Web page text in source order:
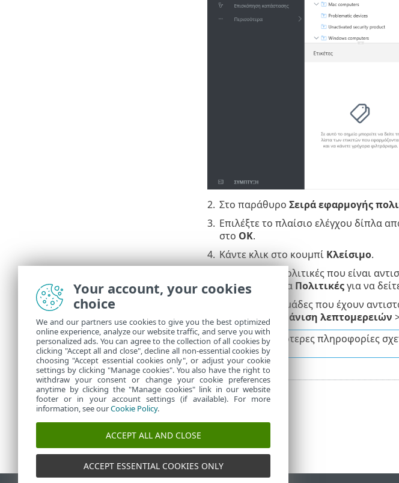
2. Στο παράθυρο Σειρά εφαρμογής
3. Επιλέξτε το πλαίσιο ελέγχου δίπλα
στο OK.
4. Κάντε κλικ στο κουμπί Κλείσιμο.
Για να δείτε τις πολιτικές που είναι
κλικ στην καρτέλα Πολιτικέςγια να
Για να δείτε τις ομάδες που έχουν
στο στοιχείοΕμφάνιση λεπτομερειών
Για περισσότερες πληροφορίες
Your account, your cookies
choice
We and our partners use cookies to give you the best optimized
online experience, analyze our website traffic, and serve you with
personalized ads. You can agree to the collection of all cookies by
clicking "Accept all and close", decline all non-essential cookies by
choosing "Accept essential cookies only", or adjust your cookie
settings by clicking "Manage cookies". You also have the right to
withdraw your consent or change your cookie preferences
anytime by clicking the "Manage cookies" link in our website
footer or in your account settings (if available). For more
information, see ourCookie Policy.
ACCEPT ALL AND CLOSE
ACCEPT ESSENTIAL COOKIES ONLY